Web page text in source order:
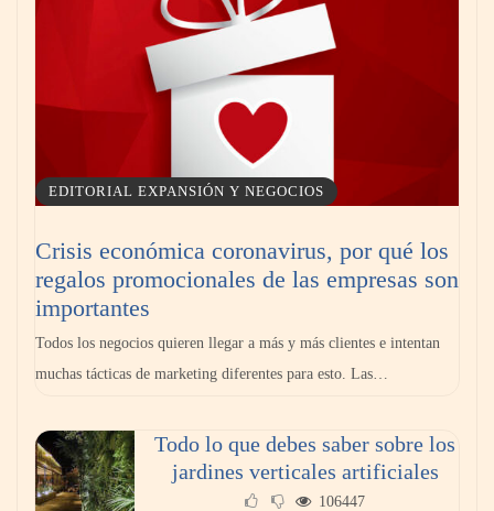
¿Cuándo y por qué debería contratar a un
abogado laboralista?
EDITORIAL EXPANSIÓN Y NEGOCIOS
Crisis económica coronavirus, por qué los
regalos promocionales de las empresas son
importantes
Todos los negocios quieren llegar a más y más clientes e intentan
muchas tácticas de marketing diferentes para esto. Las…
Todo lo que debes saber sobre los
jardines verticales artificiales
106447